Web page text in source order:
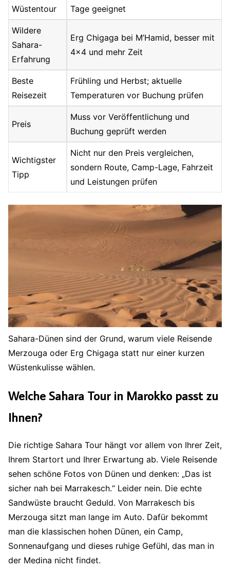
Wüstentour
Tage geeignet
Wildere
Sahara-
Erfahrung
Erg Chigaga bei M’Hamid, besser mit
4×4 und mehr Zeit
Beste
Reisezeit
Frühling und Herbst; aktuelle
Temperaturen vor Buchung prüfen
Preis
Muss vor Veröffentlichung und
Buchung geprüft werden
Wichtigster
Tipp
Nicht nur den Preis vergleichen,
sondern Route, Camp-Lage, Fahrzeit
und Leistungen prüfen
Sahara-Dünen sind der Grund, warum viele Reisende
Merzouga oder Erg Chigaga statt nur einer kurzen
Wüstenkulisse wählen.
Welche Sahara Tour in Marokko passt zu
Ihnen?
Die richtige Sahara Tour hängt vor allem von Ihrer Zeit,
Ihrem Startort und Ihrer Erwartung ab. Viele Reisende
sehen schöne Fotos von Dünen und denken: „Das ist
sicher nah bei Marrakesch.“ Leider nein. Die echte
Sandwüste braucht Geduld. Von Marrakesch bis
Merzouga sitzt man lange im Auto. Dafür bekommt
man die klassischen hohen Dünen, ein Camp,
Sonnenaufgang und dieses ruhige Gefühl, das man in
der Medina nicht findet.